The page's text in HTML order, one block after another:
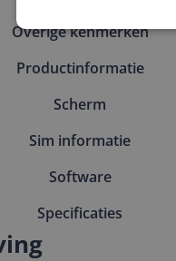
Overige kenmerken
Productinformatie
Scherm
Sim informatie
Software
Specificaties